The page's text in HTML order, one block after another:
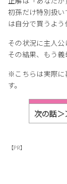
初孫だけ特別扱
は自分で買うよう
その状況に主人公
その結果、もう義
※こちらは実際に
す。
次の話＞
【PR】